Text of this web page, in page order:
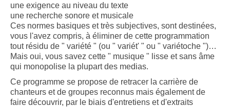
une exigence au niveau du texte
une recherche sonore et musicale
Ces normes basiques et très subjectives, sont destinées,
vous l'avez compris, à éliminer de cette programmation
tout résidu de " variété " (ou " variét' " ou " variétoche ")…
Mais oui, vous savez cette " musique " lisse et sans âme
qui monopolise la plupart des medias.
Ce programme se propose de retracer la carrière de
chanteurs et de groupes reconnus mais également de
faire découvrir, par le biais d'entretiens et d'extraits